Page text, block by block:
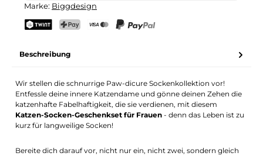
Marke: Biggdesign
Beschreibung
Wir stellen die schnurrige Paw-dicure Sockenkollektion vor!
Entfessle deine innere Katzendame und gönne deinen Zehen die
katzenhafte Fabelhaftigkeit, die sie verdienen, mit diesem
Katzen-Socken-Geschenkset für Frauen - denn das Leben ist zu
kurz für langweilige Socken!
Bereite dich darauf vor, nicht nur ein, nicht zwei, sondern gleich